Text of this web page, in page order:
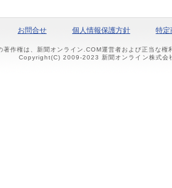
お問合せ 個人情報保護方針 特定
作権は、新聞オンライン.COM運営者および正当な
Copyright(C) 2009-2023 新聞オンライン株式